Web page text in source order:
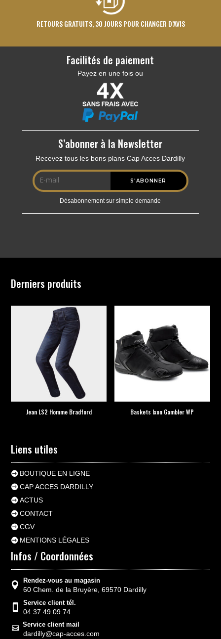
RETOURS GRATUITS, 30 JOURS POUR CHANGER D’AVIS
Facilités de paiement
Payez en une fois ou
S’abonner à la Newsletter
Recevez tous les bons plans Cap Acces Dardilly
Désabonnement sur simple demande
Derniers produits
Jean LS2 Homme Bradford Baskets Ixon Gambler WP
Liens utiles
BOUTIQUE EN LIGNE
CAP ACCES DARDILLY
ACTUS
CONTACT
CGV
MENTIONS LÉGALES
Infos / Coordonnées
Rendez-vous au magasin
60 Chem. de la Bruyère, 69570 Dardilly
Service client tél.
04 37 49 09 74
Service client mail
dardilly@cap-acces.com